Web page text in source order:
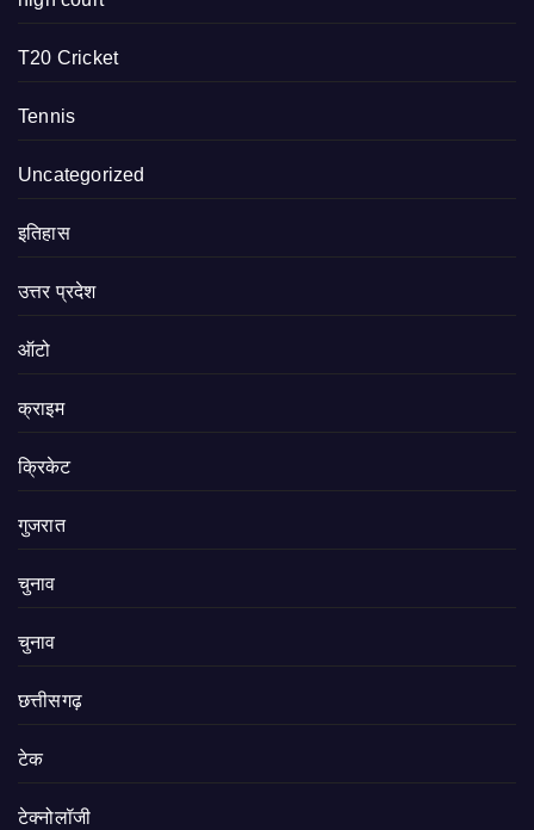
T20 Cricket
Tennis
Uncategorized
इतिहास
उत्तर प्रदेश
ऑटो
क्राइम
क्रिकेट
गुजरात
चुनाव
चुनाव
छत्तीसगढ़
टेक
टेक्नोलॉजी